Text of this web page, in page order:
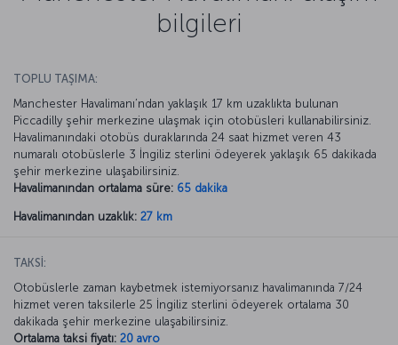
bilgileri
TOPLU TAŞIMA:
Manchester Havalimanı’ndan yaklaşık 17 km uzaklıkta bulunan
Piccadilly şehir merkezine ulaşmak için otobüsleri kullanabilirsiniz.
Havalimanındaki otobüs duraklarında 24 saat hizmet veren 43
numaralı otobüslerle 3 İngiliz sterlini ödeyerek yaklaşık 65 dakikada
şehir merkezine ulaşabilirsiniz.
Havalimanından ortalama süre: 65 dakika
Havalimanından uzaklık: 27 km
TAKSİ:
Otobüslerle zaman kaybetmek istemiyorsanız havalimanında 7/24
hizmet veren taksilerle 25 İngiliz sterlini ödeyerek ortalama 30
dakikada şehir merkezine ulaşabilirsiniz.
Ortalama taksi fiyatı: 20 avro